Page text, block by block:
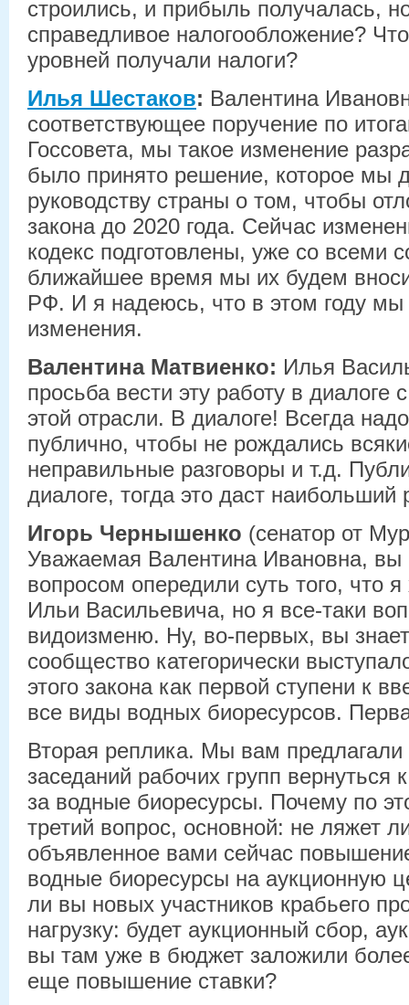
строились, и прибыль получалась,
справедливое налогообложение?
уровней получали налоги?
Илья Шестаков: Валентина
соответствующее поручение по
Госсовета, мы такое изменение
было принято решение, которое мы
руководству страны о том, чтобы
закона до 2020 года. Сейчас
кодекс подготовлены, уже со всеми
ближайшее время мы их будем
РФ. И я надеюсь, что в этом году
изменения.
Валентина Матвиенко: Илья
просьба вести эту работу в диалоге
этой отрасли. В диалоге! Всегда
публично, чтобы не рождались
неправильные разговоры и т.д.
диалоге, тогда это даст наибольший
Игорь Чернышенко (сенатор от
Уважаемая Валентина Ивановна,
вопросом опередили суть того, что я
Ильи Васильевича, но я все-таки
видоизменю. Ну, во-первых, вы
сообщество категорически
этого закона как первой ступени к
все виды водных биоресурсов.
Вторая реплика. Мы вам
заседаний рабочих групп
за водные биоресурсы. Почему по
третий вопрос, основной: не ляжет
объявленное вами сейчас
водные биоресурсы на аукционную
ли вы новых участников крабьего
нагрузку: будет аукционный сбор,
вы там уже в бюджет заложили
еще повышение ставки?